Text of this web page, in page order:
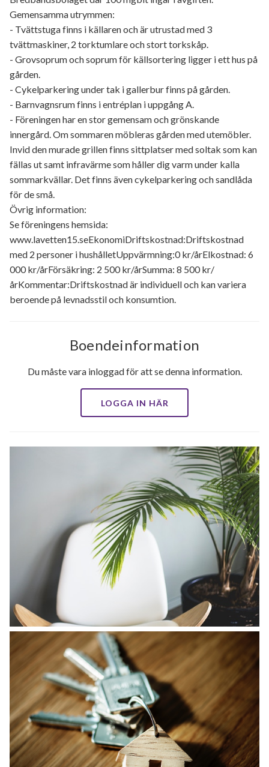
Gemensamma utrymmen:
- Tvättstuga finns i källaren och är utrustad med 3
tvättmaskiner, 2 torktumlare och stort torkskåp.
- Grovsoprum och soprum för källsortering ligger i ett hus på
gården.
- Cykelparkering under tak i gallerbur finns på gården.
- Barnvagnsrum finns i entréplan i uppgång A.
- Föreningen har en stor gemensam och grönskande
innergård. Om sommaren möbleras gården med utemöbler.
Invid den murade grillen finns sittplatser med soltak som kan
fällas ut samt infravärme som håller dig varm under kalla
sommarkvällar. Det finns även cykelparkering och sandlåda
för de små.
Övrig information:
Se föreningens hemsida:
www.lavetten15.seEkonomiDriftskostnad:Driftskostnad
med 2 personer i hushålletUppvärmning:0 kr/årElkostnad: 6
000 kr/årFörsäkring: 2 500 kr/årSumma: 8 500 kr/
årKommentar:Driftskostnad är individuell och kan variera
beroende på levnadsstil och konsumtion.
Boendeinformation
Du måste vara inloggad för att se denna information.
LOGGA IN HÄR